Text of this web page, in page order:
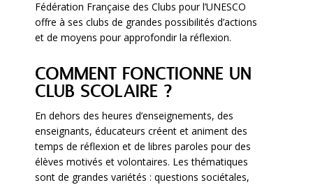
Fédération Française des Clubs pour l’UNESCO
offre à ses clubs de grandes possibilités d’actions
et de moyens pour approfondir la réflexion.
COMMENT FONCTIONNE UN
CLUB SCOLAIRE ?
En dehors des heures d’enseignements, des
enseignants, éducateurs créent et animent des
temps de réflexion et de libres paroles pour des
élèves motivés et volontaires. Les thématiques
sont de grandes variétés : questions sociétales,